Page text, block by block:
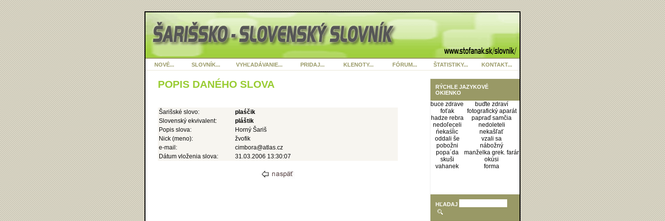
NOVÉ... SLOVNÍK... VYHĽADÁVANIE... PRIDAJ... KLENOTY... FÓRUM... ŠTATISTIKY... KONTAKT...
RÝCHLE JAZYKOVÉ
OKIENKO
buce zdrave
buďte zdraví
foťak
fotografický aparát
hadze rebra
papraď samčia
nedoľeceli
nedoleteli
ńekaśĺic
nekašľať
oddali še
vzali sa
pobožni
nábožný
popa´da
manželka grek. farár
skuši
okúsi
vahanek
forma
HĽADAJ
POPIS DANÉHO SLOVA
Šarišské slovo:
plaśčik
Slovenský ekvivalent:
pláštik
Popis slova:
Horný Šariš
Nick (meno):
žvofik
e-mail:
cimbora@atlas.cz
Dátum vloženia slova:
31.03.2006 13:30:07